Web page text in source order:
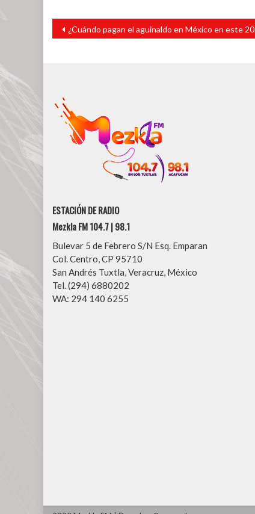
Navegación
entradas
¿Cuándo pagan el aguinaldo en México en este 2021?
ESTACIÓN DE RADIO
Mezkla FM 104.7 | 98.1
Bulevar 5 de Febrero S/N Esq. Emparan
Col. Centro, CP 95710
San Andrés Tuxtla, Veracruz, México
Tel. (294) 6880202
WA: 294 140 6255